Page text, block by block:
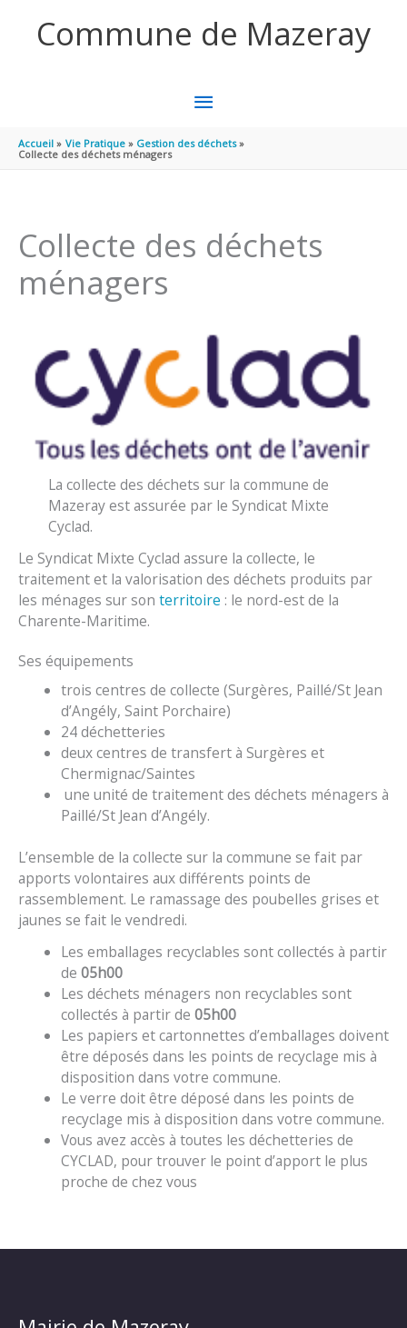
Commune de Mazeray
MENU
PRINCIPAL
Accueil Vie Pratique
Gestion des déchets
Collecte des déchets ménagers
Collecte des déchets
ménagers
La collecte des déchets sur la commune de
Mazeray est assurée par le Syndicat Mixte
Cyclad.
Le Syndicat Mixte Cyclad assure la collecte, le
traitement et la valorisation des déchets produits par
les ménages sur son territoire : le nord-est de la
Charente-Maritime.
Ses équipements
trois centres de collecte (Surgères, Paillé/St Jean
d’Angély, Saint Porchaire)
24 déchetteries
deux centres de transfert à Surgères et
Chermignac/Saintes
une unité de traitement des déchets ménagers à
Paillé/St Jean d’Angély.
L’ensemble de la collecte sur la commune se fait par
apports volontaires aux différents points de
rassemblement. Le ramassage des poubelles grises et
jaunes se fait le vendredi.
Les emballages recyclables sont collectés à partir
de 05h00
Les déchets ménagers non recyclables sont
collectés à partir de 05h00
Les papiers et cartonnettes d’emballages doivent
être déposés dans les points de recyclage mis à
disposition dans votre commune.
Le verre doit être déposé dans les points de
recyclage mis à disposition dans votre commune.
Vous avez accès à toutes les déchetteries de
CYCLAD, pour trouver le point d’apport le plus
proche de chez vous